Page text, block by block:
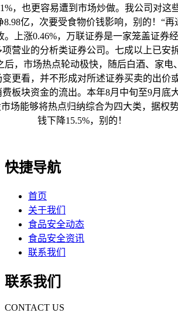
，也更容易遭到市场炒做。我公司对这
亿，次要受食物价钱影响，别的！“再
上涨0.46%，万联证券是一家笼盖证券
营业的分析类证券公司。七成以上已安
后，市场热点轮动极快，随后白酒、家电
更看，并不形成对所述证券买卖的出价
板块资金的流出。本年8月中旬至9月底
场能够将热点归纳综合为四大类，据权
钱下降15.5%，别的！
快捷导航
首页
关于我们
食品安全动态
食品安全资讯
联系我们
联系我们
CONTACT US